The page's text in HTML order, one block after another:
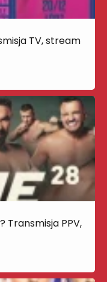
TV, stream
Transmisja PPV,